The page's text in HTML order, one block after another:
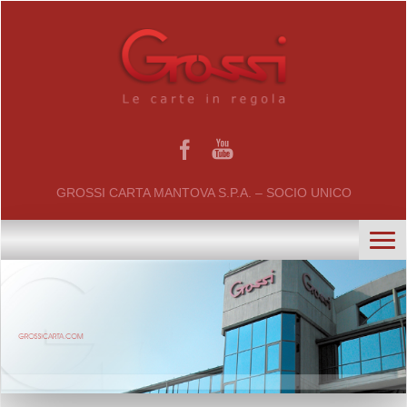
GROSSI CARTA MANTOVA S.P.A. – SOCIO UNICO